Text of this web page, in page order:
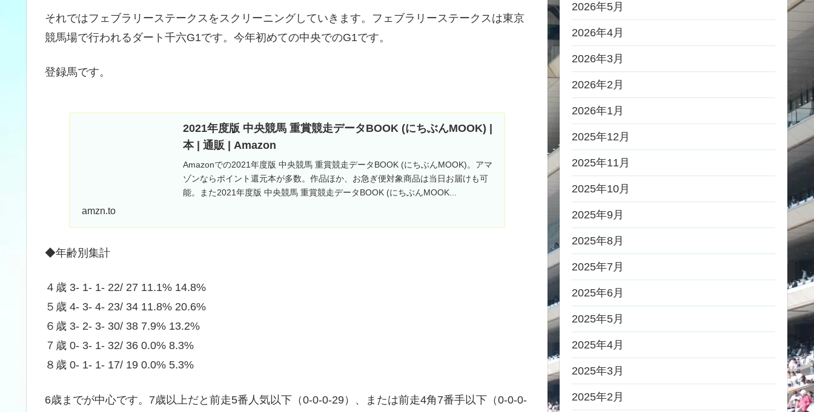
それではフェブラリーステークスをスクリーニングしていきます。フェブラリーステークスは東京
競馬場で行われるダート千六G1です。今年初めての中央でのG1です。
登録馬です。
2021年度版 中央競馬 重賞競走データBOOK (にちぶんMOOK) |
本 | 通販 | Amazon
Amazonでの2021年度版 中央競馬 重賞競走データBOOK (にちぶんMOOK)。アマ
ゾンならポイント還元本が多数。作品ほか、お急ぎ便対象商品は当日お届けも可
能。また2021年度版 中央競馬 重賞競走データBOOK (にちぶんMOOK...
amzn.to
◆年齢別集計
４歳 3- 1- 1- 22/ 27 11.1% 14.8%
５歳 4- 3- 4- 23/ 34 11.8% 20.6%
６歳 3- 2- 3- 30/ 38 7.9% 13.2%
７歳 0- 3- 1- 32/ 36 0.0% 8.3%
８歳 0- 1- 1- 17/ 19 0.0% 5.3%
6歳までが中心です。7歳以上だと前走5番人気以下（0-0-0-29）、または前走4角7番手以下（0-0-0-
2026年5月
2026年4月
2026年3月
2026年2月
2026年1月
2025年12月
2025年11月
2025年10月
2025年9月
2025年8月
2025年7月
2025年6月
2025年5月
2025年4月
2025年3月
2025年2月